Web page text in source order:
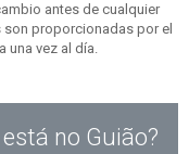
antes de cualquier
proporcionadas por el
una vez al día.
no Guião?